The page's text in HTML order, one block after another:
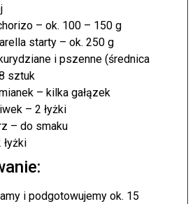
– ok. 100 – 150 g
starty – ok. 250 g
i pszenne (średnica
sztuk
– kilka gałązek
– 2 łyżki
– do smaku
łyżki
i podgotowujemy ok. 15